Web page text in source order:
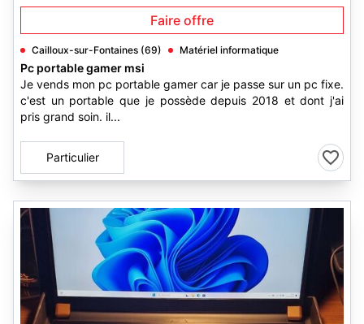
Faire offre
Cailloux-sur-Fontaines (69) Matériel informatique
Pc portable gamer msi
Je vends mon pc portable gamer car je passe sur un pc fixe.
c'est un portable que je possède depuis 2018 et dont j'ai
pris grand soin. il...
Particulier